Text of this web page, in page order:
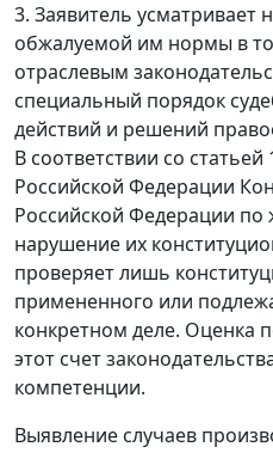
3. Заявитель усматривает
обжалуемой им нормы в
отраслевым
специальный порядок
действий и решений
В соответствии со статьей
Российской Федерации
Российской Федерации
нарушение их
проверяет лишь
примененного или
конкретном деле. Оценка
этот счет
компетенции.
Выявление случаев